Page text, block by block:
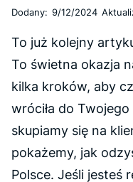
Dodany: 9/12/2024
To już kolejny
To świetna okazja
kilka kroków, aby
wróciła do
skupiamy się na
pokażemy, jak
Polsce. Jeśli jesteś